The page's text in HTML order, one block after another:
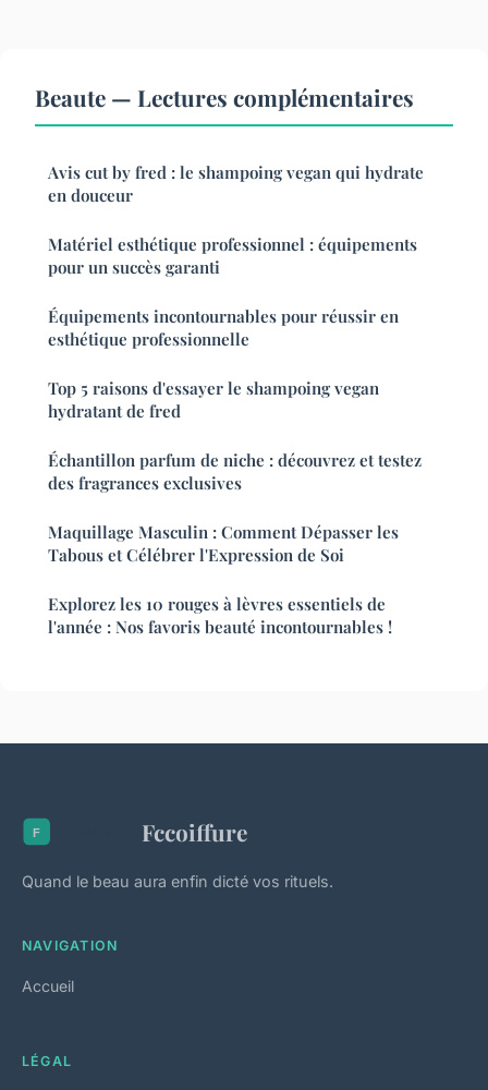
Beaute — Lectures complémentaires
Avis cut by fred : le shampoing vegan qui hydrate
en douceur
Matériel esthétique professionnel : équipements
pour un succès garanti
Équipements incontournables pour réussir en
esthétique professionnelle
Top 5 raisons d'essayer le shampoing vegan
hydratant de fred
Échantillon parfum de niche : découvrez et testez
des fragrances exclusives
Maquillage Masculin : Comment Dépasser les
Tabous et Célébrer l'Expression de Soi
Explorez les 10 rouges à lèvres essentiels de
l'année : Nos favoris beauté incontournables !
Fccoiffure
Quand le beau aura enfin dicté vos rituels.
NAVIGATION
Accueil
LÉGAL